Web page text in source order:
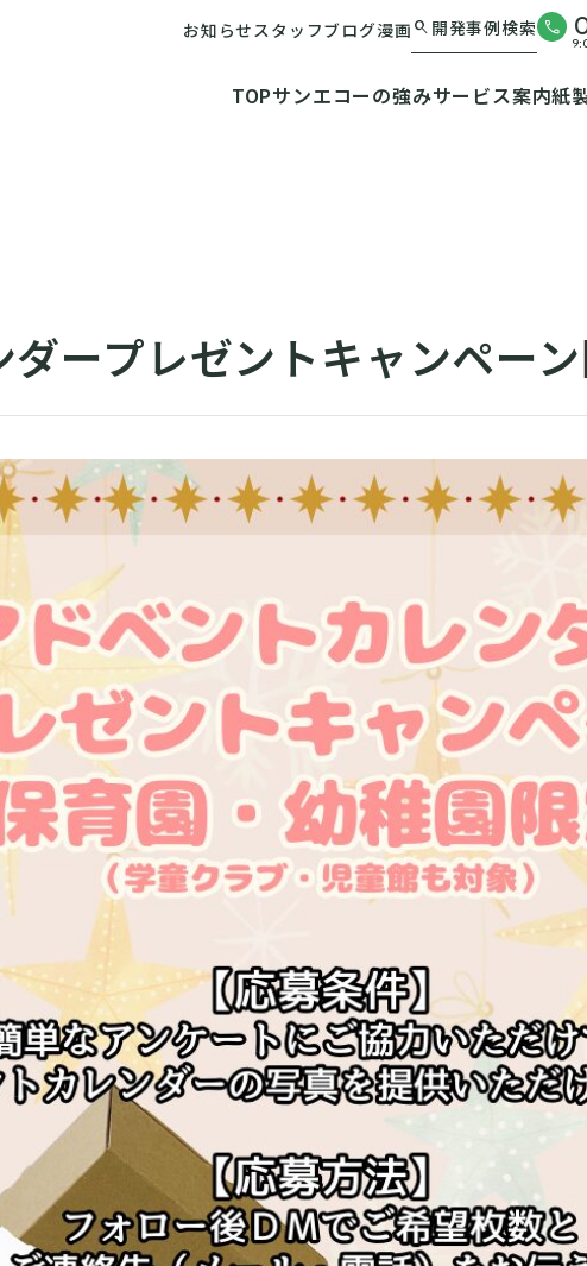
TOPサンエコーの強みサービス案内紙
お知らせスタッフブログ漫画 search 開発事例検索
ープレゼントキャンペー